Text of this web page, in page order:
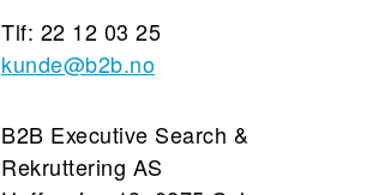
Tlf: 22 12 03 25
kunde@b2b.no
B2B Executive Search &
Rekruttering AS